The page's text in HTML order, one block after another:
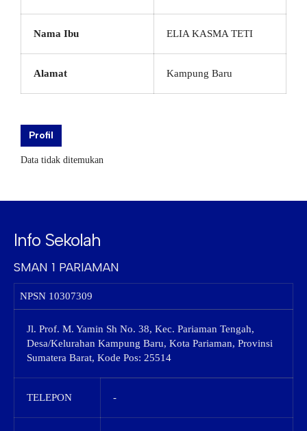
Nama Ibu ELIA KASMA TETI
Alamat Kampung Baru
Profil
Data tidak ditemukan
Info Sekolah
SMAN 1 PARIAMAN
NPSN 10307309
Jl. Prof. M. Yamin Sh No. 38, Kec. Pariaman Tengah,
Desa/Kelurahan Kampung Baru, Kota Pariaman, Provinsi
Sumatera Barat, Kode Pos: 25514
TELEPON -